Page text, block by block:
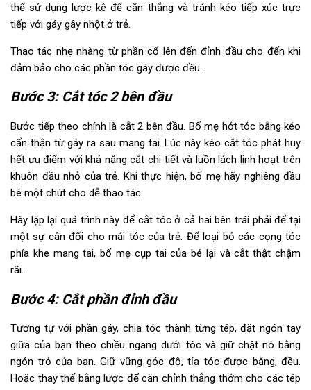
thể sử dụng lược kê để căn thẳng và tránh kéo tiếp xúc trực
tiếp với gáy gây nhột ở trẻ.
Thao tác nhẹ nhàng từ phần cổ lên đến đỉnh đầu cho đến khi
đảm bảo cho các phần tóc gáy được đều.
Bước 3: Cắt tóc 2 bên đầu
Bước tiếp theo chính là cắt 2 bên đầu. Bố mẹ hớt tóc bằng kéo
cẩn thận từ gáy ra sau mang tai. Lúc này kéo cắt tóc phát huy
hết ưu điểm với khả năng cắt chi tiết và luồn lách linh hoạt trên
khuôn đầu nhỏ của trẻ. Khi thực hiện, bố mẹ hãy nghiêng đầu
bé một chút cho dễ thao tác.
Hãy lặp lại quá trình này để cắt tóc ở cả hai bên trái phải để tại
một sự cân đối cho mái tóc của trẻ. Để loại bỏ các cọng tóc
phía khe mang tai, bố mẹ cụp tai của bé lại và cắt thật chậm
rãi.
Bước 4: Cắt phần đỉnh đầu
Tương tự với phần gáy, chia tóc thành từng tép, đặt ngón tay
giữa của bạn theo chiều ngang dưới tóc và giữ chặt nó bằng
ngón trỏ của bạn. Giữ vững góc độ, tỉa tóc được bằng, đều.
Hoặc thay thế bằng lược để căn chỉnh thẳng thớm cho các tép